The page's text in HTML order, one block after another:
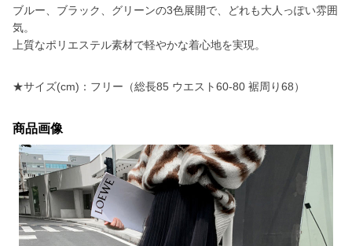
ブルー、ブラック、グリーンの3色展開で、どれも大人っぽい雰囲
気。
上質なポリエステル素材で軽やかな着心地を実現。
★サイズ(cm)：フリー（総長85 ウエスト60-80 裾周り68）
商品画像